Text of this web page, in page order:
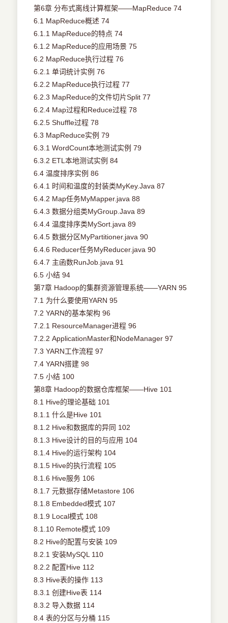
第6章 分布式离线计算框架——MapReduce 74
6.1 MapReduce概述 74
6.1.1 MapReduce的特点 74
6.1.2 MapReduce的应用场景 75
6.2 MapReduce执行过程 76
6.2.1 单词统计实例 76
6.2.2 MapReduce执行过程 77
6.2.3 MapReduce的文件切片Split 77
6.2.4 Map过程和Reduce过程 78
6.2.5 Shuffle过程 78
6.3 MapReduce实例 79
6.3.1 WordCount本地测试实例 79
6.3.2 ETL本地测试实例 84
6.4 温度排序实例 86
6.4.1 时间和温度的封装类MyKey.Java 87
6.4.2 Map任务MyMapper.java 88
6.4.3 数据分组类MyGroup.Java 89
6.4.4 温度排序类MySort.java 89
6.4.5 数据分区MyPartitioner.java 90
6.4.6 Reducer任务MyReducer.java 90
6.4.7 主函数RunJob.java 91
6.5 小结 94
第7章 Hadoop的集群资源管理系统——YARN 95
7.1 为什么要使用YARN 95
7.2 YARN的基本架构 96
7.2.1 ResourceManager进程 96
7.2.2 ApplicationMaster和NodeManager 97
7.3 YARN工作流程 97
7.4 YARN搭建 98
7.5 小结 100
第8章 Hadoop的数据仓库框架——Hive 101
8.1 Hive的理论基础 101
8.1.1 什么是Hive 101
8.1.2 Hive和数据库的异同 102
8.1.3 Hive设计的目的与应用 104
8.1.4 Hive的运行架构 104
8.1.5 Hive的执行流程 105
8.1.6 Hive服务 106
8.1.7 元数据存储Metastore 106
8.1.8 Embedded模式 107
8.1.9 Local模式 108
8.1.10 Remote模式 109
8.2 Hive的配置与安装 109
8.2.1 安装MySQL 110
8.2.2 配置Hive 112
8.3 Hive表的操作 113
8.3.1 创建Hive表 114
8.3.2 导入数据 114
8.4 表的分区与分桶 115